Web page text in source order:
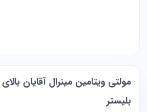
بلیستر